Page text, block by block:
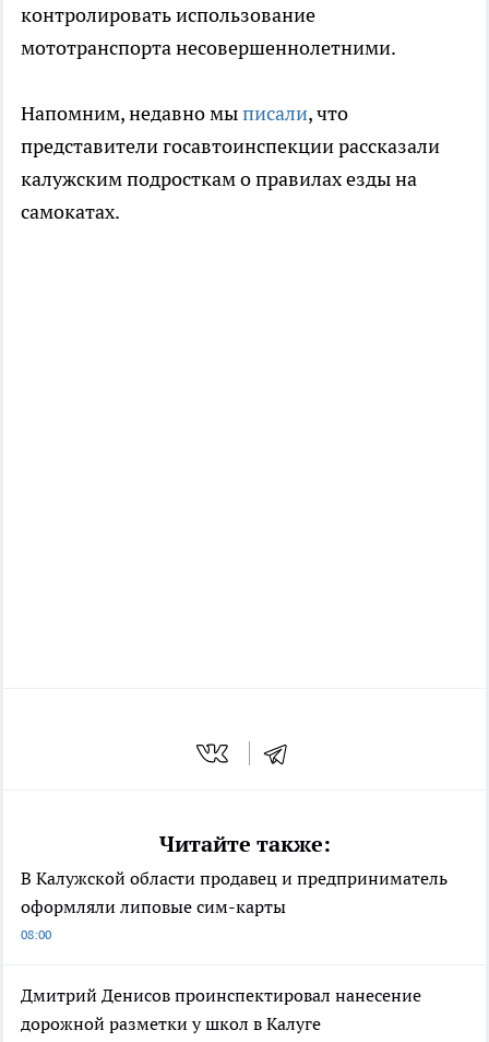
контролировать использование
мототранспорта несовершеннолетними.
Напомним, недавно мыписали, что
представители госавтоинспекции рассказали
калужским подросткам о правилах езды на
самокатах.
Читайте также:
В Калужской области продавец и предприниматель
оформляли липовые сим-карты
08:00
Дмитрий Денисов проинспектировал нанесение
дорожной разметки у школ в Калуге